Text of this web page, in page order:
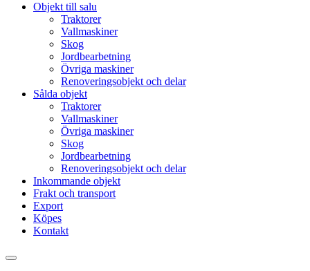
Objekt till salu
Traktorer
Vallmaskiner
Skog
Jordbearbetning
Övriga maskiner
Renoveringsobjekt och delar
Sålda objekt
Traktorer
Vallmaskiner
Övriga maskiner
Skog
Jordbearbetning
Renoveringsobjekt och delar
Inkommande objekt
Frakt och transport
Export
Köpes
Kontakt